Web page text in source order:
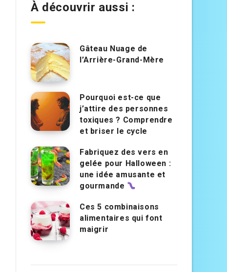
À découvrir aussi :
Gâteau Nuage de
l’Arrière-Grand-Mère
Pourquoi est-ce que
j’attire des personnes
toxiques ? Comprendre
et briser le cycle
Fabriquez des vers en
gelée pour Halloween :
une idée amusante et
gourmande
Ces 5 combinaisons
alimentaires qui font
maigrir